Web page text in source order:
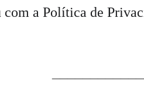
com a Política de